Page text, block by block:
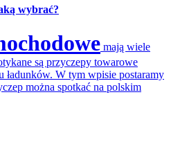
wybrać?
mają wiele
są przyczepy towarowe
ładunków. W tym wpisie postaramy
można spotkać na polskim